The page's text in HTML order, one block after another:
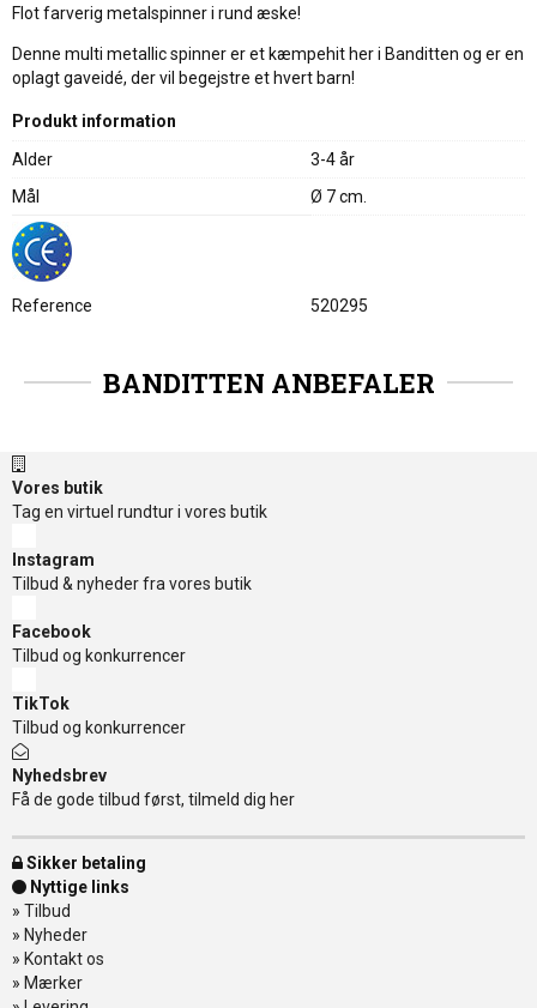
Flot farverig metalspinner i rund æske!
Denne multi metallic spinner er et kæmpehit her i Banditten og er en
oplagt gaveidé, der vil begejstre et hvert barn!
Produkt information
Alder
3-4 år
Mål
Ø 7 cm.
Reference 520295
BANDITTEN ANBEFALER
Vores butik
Tag en virtuel rundtur i vores butik
Instagram
Tilbud & nyheder fra vores butik
Facebook
Tilbud og konkurrencer
TikTok
Tilbud og konkurrencer
Nyhedsbrev
Få de gode tilbud først, tilmeld dig her
Sikker betaling
Nyttige links
» Tilbud
» Nyheder
» Kontakt os
» Mærker